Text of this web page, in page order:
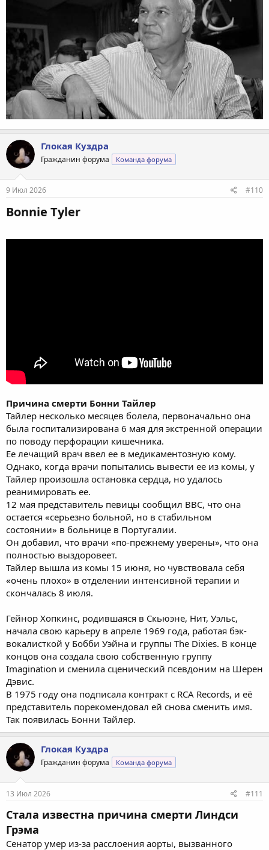
Глокая Куздра
Гражданин форума Команда форума
9 Июл 2026 #110
Bonnie Tyler​
Причина смерти Бонни Тайлер
Тайлер несколько месяцев болела, первоначально она
была госпитализирована 6 мая для экстренной операции
по поводу перфорации кишечника.
Ее лечащий врач ввел ее в медикаментозную кому.
Однако, когда врачи попытались вывести ее из комы, у
Тайлер произошла остановка сердца, но удалось
реанимировать ее.
12 мая представитель певицы сообщил BBC, что она
остается «серьезно больной, но в стабильном
состоянии» в больнице в Португалии.
Он добавил, что врачи «по-прежнему уверены», что она
полностью выздоровеет.
Тайлер вышла из комы 15 июня, но чувствовала себя
«очень плохо» в отделении интенсивной терапии и
скончалась 8 июля.
Гейнор Хопкинс, родившаяся в Скьюэне, Нит, Уэльс,
начала свою карьеру в апреле 1969 года, работая бэк-
вокалисткой у Бобби Уэйна и группы The Dixies. В конце
концов она создала свою собственную группу
Imagination и сменила сценический псевдоним на Шерен
Дэвис.
В 1975 году она подписала контракт с RCA Records, и её
представитель порекомендовал ей снова сменить имя.
Так появилась Бонни Тайлер.
Глокая Куздра
Гражданин форума Команда форума
13 Июл 2026 #111
Стала известна причина смерти Линдси
Грэма
Сенатор умер из-за расслоения аорты, вызванного